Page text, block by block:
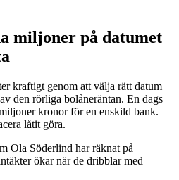
miljoner på datumet
kraftigt genom att välja rätt datum
den rörliga bolåneräntan. En dags
kronor för en enskild bank.
låtit göra.
Ola Söderlind har räknat på
ökar när de dribblar med